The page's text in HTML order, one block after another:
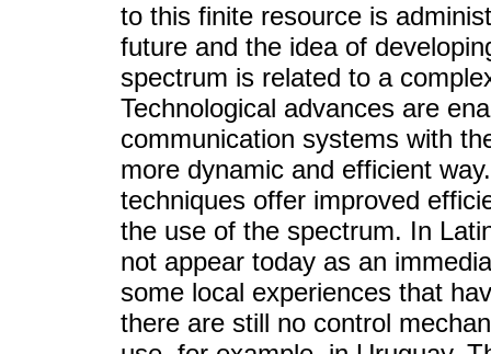
to this finite resource is
future and the idea of
spectrum is related to a
Technological advances are
communication systems with
more dynamic and efficient
techniques offer improved
the use of the spectrum. In
not appear today as an
some local experiences that
there are still no control